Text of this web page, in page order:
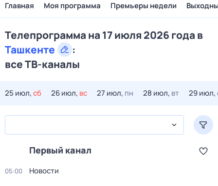
Главная Моя программа Премьеры недели
Телепрограмма на 17 июля 2026 года в
Ташкенте
:
все ТВ-каналы
25 июл,сб 26 июл, вс 27 июл, пн 28 июл, вт 29 июл,
Первый канал
05:00 Новости